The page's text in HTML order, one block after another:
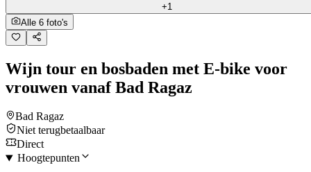
+1
Alle 6 foto's
Wijn tour en bosbaden met E-bike voor
vrouwen vanaf Bad Ragaz
Bad Ragaz
Niet terugbetaalbaar
Direct
Hoogtepunten